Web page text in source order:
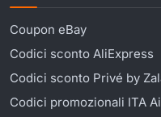
Coupon eBay
Codici sconto AliExpress
Codici sconto Privé by
Codici promozionali ITA